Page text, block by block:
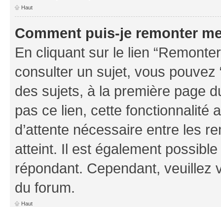
Haut
Comment puis-je remonter
En cliquant sur le lien
consulter un sujet, vous pouvez
des sujets, à la première page
pas ce lien, cette fonctionnalité
d’attente nécessaire entre les
atteint. Il est également
répondant. Cependant,
du forum.
Haut